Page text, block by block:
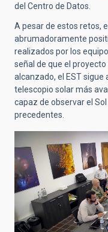
del Centro de Datos.
A pesar de estos retos,
abrumadoramente
realizados por los
señal de que el
alcanzado, el EST sigue
telescopio solar más
capaz de observar el
precedentes.